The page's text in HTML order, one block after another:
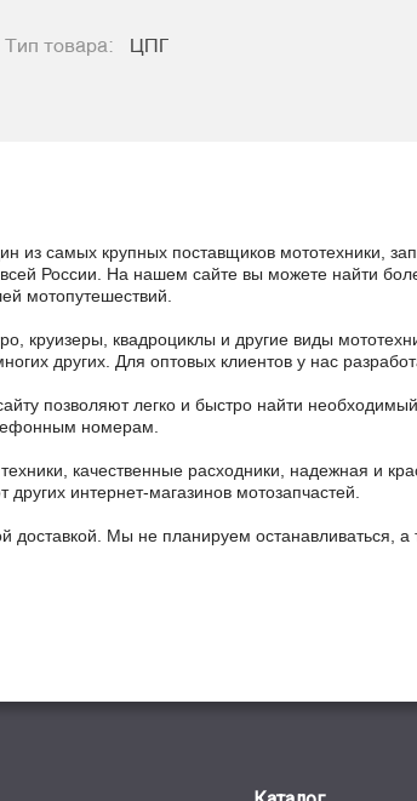
Тип товара: ЦПГ
из самых крупных поставщиков мототехники,
России. На нашем сайте вы можете найти
мотопутешествий.
круизеры, квадроциклы и другие виды
других. Для оптовых клиентов у нас
позволяют легко и быстро найти
номерам.
качественные расходники, надежная и
интернет-магазинов мотозапчастей.
Мы не планируем останавливаться,